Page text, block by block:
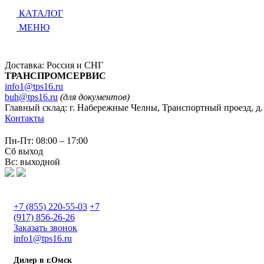
КАТАЛОГ
МЕНЮ
Доставка: Россия и СНГ
ТРАНСПРОМСЕРВИС
info1@tps16.ru
buh@tps16.ru (для документов)
Главный склад: г. Набережные Челны, Транспортный проезд,
Контакты
Пн-Пт: 08:00 – 17:00
Сб выход
Вс: выходной
+7 (855) 220-55-03 +7
(917) 856-26-26
Заказать звонок
info1@tps16.ru
Дилер в г.Омск